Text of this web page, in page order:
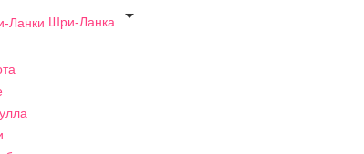
Шри-Ланка
